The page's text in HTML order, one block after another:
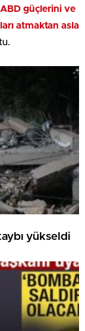
ABD güçlerini ve
atmaktan asla
yükseldi